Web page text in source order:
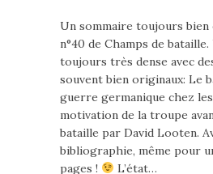
Un sommaire toujours
n°40 de Champs de
toujours très dense avec
souvent bien originaux: Le
guerre germanique chez
motivation de la troupe
bataille par David Looten.
bibliographie, même pour
pages !
L’état…